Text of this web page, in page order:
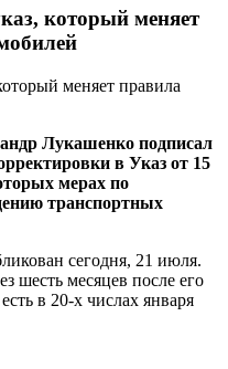
который меняет
Лукашенко подписал
в Указ от 15
мерах по
транспортных
сегодня, 21 июля.
шесть месяцев после его
в 20-х числах января